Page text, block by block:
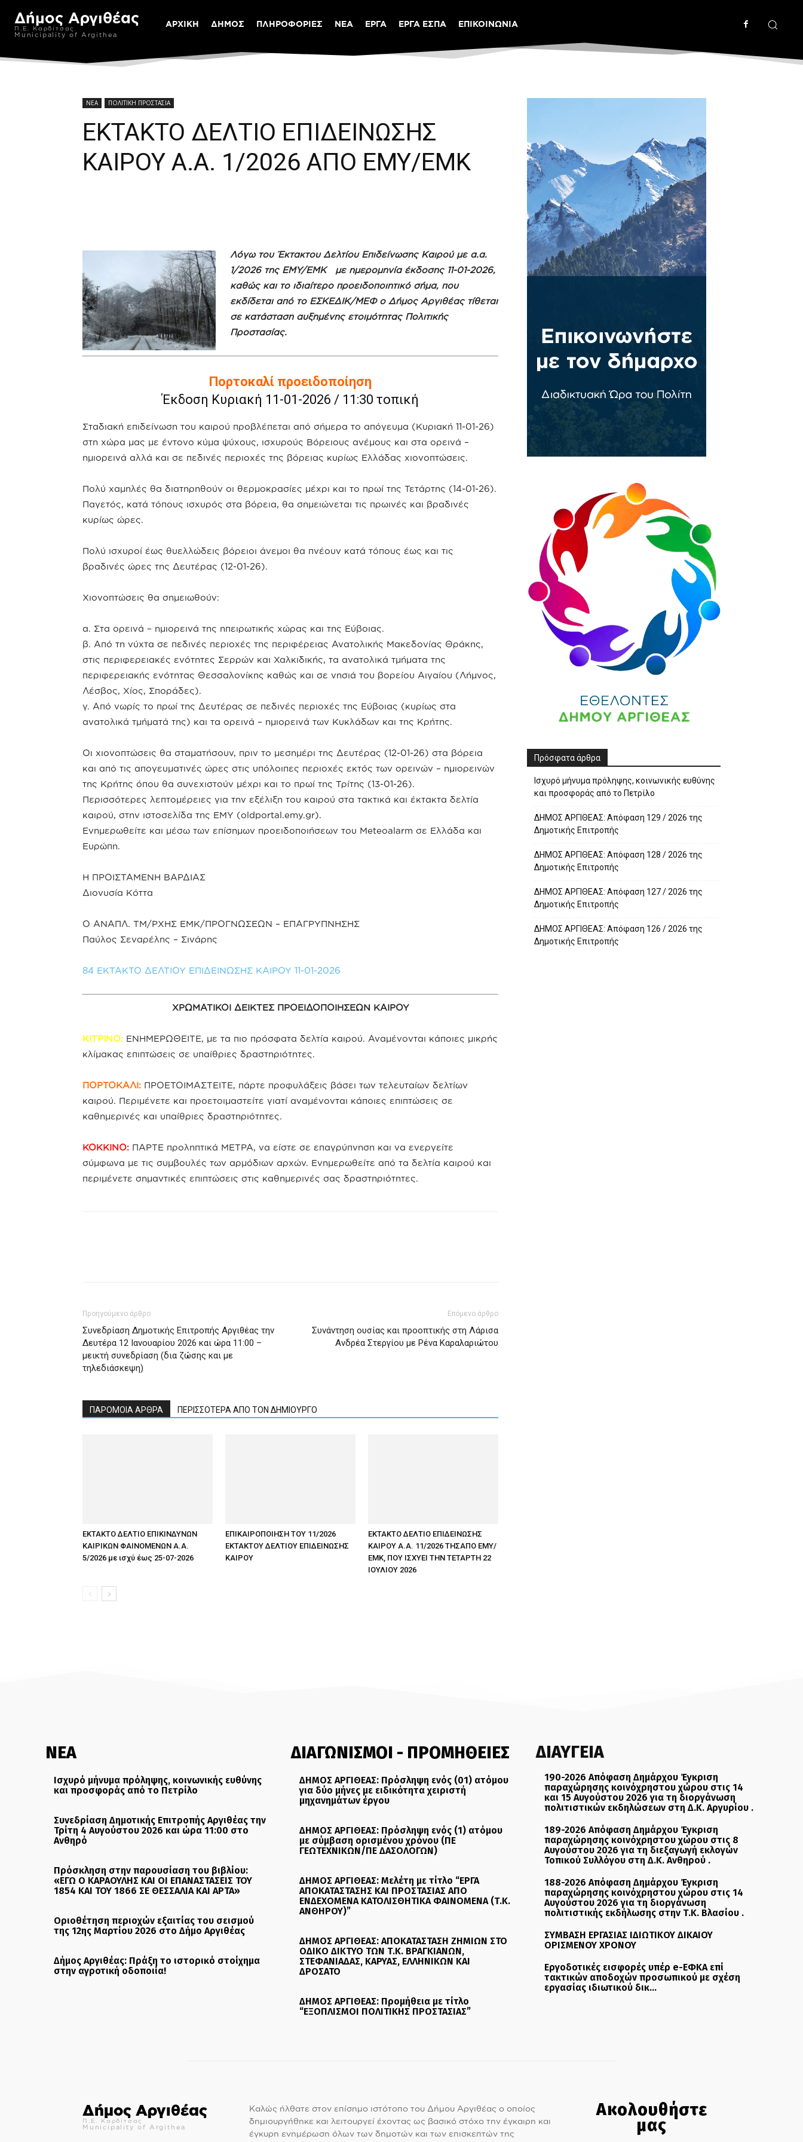
Δήμος Αργιθέας
Π.Ε. Καρδίτσας
Municipality of Argithea
ΑΡΧΙΚΗ ΔΗΜΟΣ ΠΛΗΡΟΦΟΡΙΕΣ ΝΕΑ ΕΡΓΑ ΕΡΓΑ ΕΣΠΑ ΕΠΙΚΟΙΝΩΝΙΑ
ΝΕΑ ΠΟΛΙΤΙΚΗ ΠΡΟΣΤΑΣΙΑ
ΕΚΤΑΚΤΟ ΔΕΛΤΙΟ ΕΠΙΔΕΙΝΩΣΗΣ
ΚΑΙΡΟΥ Α.Α. 1/2026 ΑΠΟ ΕΜΥ/ΕΜΚ
Λόγω του Έκτακτου Δελτίου Επιδείνωσης Καιρού με α.α.
1/2026 της ΕΜΥ/ΕΜΚ με ημερομηνία έκδοσης 11-01-2026,
καθώς και το ιδιαίτερο προειδοποιητικό σήμα, που
εκδίδεται από το ΕΣΚΕΔΙΚ/ΜΕΦ ο Δήμος Αργιθέας τίθεται
σε κατάσταση αυξημένης ετοιμότητας Πολιτικής
Προστασίας.
Πορτοκαλί προειδοποίηση
Έκδοση Κυριακή 11-01-2026 / 11:30 τοπική
Σταδιακή επιδείνωση του καιρού προβλέπεται από σήμερα το απόγευμα (Κυριακή 11-01-26)
στη χώρα μας με έντονο κύμα ψύχους, ισχυρούς Βόρειους ανέμους και στα ορεινά –
ημιορεινά αλλά και σε πεδινές περιοχές της βόρειας κυρίως Ελλάδας χιονοπτώσεις.
Πολύ χαμηλές θα διατηρηθούν οι θερμοκρασίες μέχρι και το πρωί της Τετάρτης (14-01-26).
Παγετός, κατά τόπους ισχυρός στα βόρεια, θα σημειώνεται τις πρωινές και βραδινές
κυρίως ώρες.
Πολύ ισχυροί έως θυελλώδεις βόρειοι άνεμοι θα πνέουν κατά τόπους έως και τις
βραδινές ώρες της Δευτέρας (12-01-26).
Χιονοπτώσεις θα σημειωθούν:
α. Στα ορεινά – ημιορεινά της ηπειρωτικής χώρας και της Εύβοιας.
β. Από τη νύχτα σε πεδινές περιοχές της περιφέρειας Ανατολικής Μακεδονίας Θράκης,
στις περιφερειακές ενότητες Σερρών και Χαλκιδικής, τα ανατολικά τμήματα της
περιφερειακής ενότητας Θεσσαλονίκης καθώς και σε νησιά του βορείου Αιγαίου (Λήμνος,
Λέσβος, Χίος, Σποράδες).
γ. Από νωρίς το πρωί της Δευτέρας σε πεδινές περιοχές της Εύβοιας (κυρίως στα
ανατολικά τμήματά της) και τα ορεινά – ημιορεινά των Κυκλάδων και της Κρήτης.
Οι χιονοπτώσεις θα σταματήσουν, πριν το μεσημέρι της Δευτέρας (12-01-26) στα βόρεια
και από τις απογευματινές ώρες στις υπόλοιπες περιοχές εκτός των ορεινών – ημιορεινών
της Κρήτης όπου θα συνεχιστούν μέχρι και το πρωί της Τρίτης (13-01-26).
Περισσότερες λεπτομέρειες για την εξέλιξη του καιρού στα τακτικά και έκτακτα δελτία
καιρού, στην ιστοσελίδα της ΕΜΥ (oldportal.emy.gr).
Ενημερωθείτε και μέσω των επίσημων προειδοποιήσεων του Meteoalarm σε Ελλάδα και
Ευρώπη.
Η ΠΡΟΙΣΤΑΜΕΝΗ ΒΑΡΔΙΑΣ
Διονυσία Κόττα
Ο ΑΝΑΠΛ. ΤΜ/ΡΧΗΣ ΕΜΚ/ΠΡΟΓΝΩΣΕΩΝ – ΕΠΑΓΡΥΠΝΗΣΗΣ
Παύλος Σεναρέλης – Σινάρης
84 ΕΚΤΑΚΤΟ ΔΕΛΤΙΟΥ ΕΠΙΔΕΙΝΩΣΗΣ ΚΑΙΡΟΥ 11-01-2026
ΧΡΩΜΑΤΙΚΟΙ ΔΕΙΚΤΕΣ ΠΡΟΕΙΔΟΠΟΙΗΣΕΩΝ ΚΑΙΡΟΥ
ΚΙΤΡΙΝΟ: ΕΝΗΜΕΡΩΘΕΙΤΕ, με τα πιο πρόσφατα δελτία καιρού. Αναμένονται κάποιες μικρής
κλίμακας επιπτώσεις σε υπαίθριες δραστηριότητες.
ΠΟΡΤΟΚΑΛΙ: ΠΡΟΕΤΟΙΜΑΣΤΕΙΤΕ, πάρτε προφυλάξεις βάσει των τελευταίων δελτίων
καιρού. Περιμένετε και προετοιμαστείτε γιατί αναμένονται κάποιες επιπτώσεις σε
καθημερινές και υπαίθριες δραστηριότητες.
ΚΟΚΚΙΝΟ: ΠΑΡΤΕ προληπτικά ΜΕΤΡΑ, να είστε σε επαγρύπνηση και να ενεργείτε
σύμφωνα με τις συμβουλές των αρμόδιων αρχών. Ενημερωθείτε από τα δελτία καιρού και
περιμένετε σημαντικές επιπτώσεις στις καθημερινές σας δραστηριότητες.
Προηγούμενο άρθρο
Συνεδρίαση Δημοτικής Επιτροπής Αργιθέας την
Δευτέρα 12 Ιανουαρίου 2026 και ώρα 11:00 –
μεικτή συνεδρίαση (δια ζώσης και με
τηλεδιάσκεψη)
Επόμενο άρθρο
Συνάντηση ουσίας και προοπτικής στη Λάρισα
Ανδρέα Στεργίου με Ρένα Καραλαριώτου
ΠΑΡΟΜΟΙΑ ΑΡΘΡΑ ΠΕΡΙΣΣΟΤΕΡΑ ΑΠΟ ΤΟΝ ΔΗΜΙΟΥΡΓΟ
ΕΚΤΑΚΤΟ ΔΕΛΤΙΟ ΕΠΙΚΙΝΔΥΝΩΝ
ΚΑΙΡΙΚΩΝ ΦΑΙΝΟΜΕΝΩΝ Α.Α.
5/2026 με ισχύ έως 25-07-2026
ΕΠΙΚΑΙΡΟΠΟΙΗΣΗ ΤΟΥ 11/2026
ΕΚΤΑΚΤΟΥ ΔΕΛΤΙΟΥ ΕΠΙΔΕΙΝΩΣΗΣ
ΚΑΙΡΟΥ
ΕΚΤΑΚΤΟ ΔΕΛΤΙΟ ΕΠΙΔΕΙΝΩΣΗΣ
ΚΑΙΡΟΥ Α.Α. 11/2026 ΤΗΣΑΠΟ ΕΜΥ/
ΕΜΚ, ΠΟΥ ΙΣΧΥΕΙ ΤΗΝ ΤΕΤΑΡΤΗ 22
ΙΟΥΛΙΟΥ 2026
Πρόσφατα άρθρα
Ισχυρό μήνυμα πρόληψης, κοινωνικής ευθύνης
και προσφοράς από το Πετρίλο
ΔΗΜΟΣ ΑΡΓΙΘΕΑΣ: Απόφαση 129 / 2026 της
Δημοτικής Επιτροπής
ΔΗΜΟΣ ΑΡΓΙΘΕΑΣ: Απόφαση 128 / 2026 της
Δημοτικής Επιτροπής
ΔΗΜΟΣ ΑΡΓΙΘΕΑΣ: Απόφαση 127 / 2026 της
Δημοτικής Επιτροπής
ΔΗΜΟΣ ΑΡΓΙΘΕΑΣ: Απόφαση 126 / 2026 της
Δημοτικής Επιτροπής
ΝΕΑ
Ισχυρό μήνυμα πρόληψης, κοινωνικής ευθύνης
και προσφοράς από το Πετρίλο
Συνεδρίαση Δημοτικής Επιτροπής Αργιθέας την
Τρίτη 4 Αυγούστου 2026 και ώρα 11:00 στο
Ανθηρό
Πρόσκληση στην παρουσίαση του βιβλίου:
«ΕΓΩ Ο ΚΑΡΑΟΥΛΗΣ ΚΑΙ ΟΙ ΕΠΑΝΑΣΤΑΣΕΙΣ ΤΟΥ
1854 ΚΑΙ ΤΟΥ 1866 ΣΕ ΘΕΣΣΑΛΙΑ ΚΑΙ ΑΡΤΑ»
Οριοθέτηση περιοχών εξαιτίας του σεισμού
της 12ης Μαρτίου 2026 στο Δήμο Αργιθέας
Δήμος Αργιθέας: Πράξη το ιστορικό στοίχημα
στην αγροτική οδοποιία!
ΔΙΑΓΩΝΙΣΜΟΙ - ΠΡΟΜΗΘΕΙΕΣ
ΔΗΜΟΣ ΑΡΓΙΘΕΑΣ: Πρόσληψη ενός (01) ατόμου
για δύο μήνες με ειδικότητα χειριστή
μηχανημάτων έργου
ΔΗΜΟΣ ΑΡΓΙΘΕΑΣ: Πρόσληψη ενός (1) ατόμου
με σύμβαση ορισμένου χρόνου (ΠΕ
ΓΕΩΤΕΧΝΙΚΩΝ/ΠΕ ΔΑΣΟΛΟΓΩΝ)
ΔΗΜΟΣ ΑΡΓΙΘΕΑΣ: Μελέτη με τίτλο “ΕΡΓΑ
ΑΠΟΚΑΤΑΣΤΑΣΗΣ ΚΑΙ ΠΡΟΣΤΑΣΙΑΣ ΑΠΟ
ΕΝΔΕΧΟΜΕΝΑ ΚΑΤΟΛΙΣΘΗΤΙΚΑ ΦΑΙΝΟΜΕΝΑ (Τ.Κ.
ΑΝΘΗΡΟΥ)”
ΔΗΜΟΣ ΑΡΓΙΘΕΑΣ: ΑΠΟΚΑΤΑΣΤΑΣΗ ΖΗΜΙΩΝ ΣΤΟ
ΟΔΙΚΟ ΔΙΚΤΥΟ ΤΩΝ Τ.Κ. ΒΡΑΓΚΙΑΝΩΝ,
ΣΤΕΦΑΝΙΑΔΑΣ, ΚΑΡΥΑΣ, ΕΛΛΗΝΙΚΩΝ ΚΑΙ
ΔΡΟΣΑΤΟ
ΔΗΜΟΣ ΑΡΓΙΘΕΑΣ: Προμήθεια με τίτλο
“ΕΞΟΠΛΙΣΜΟΙ ΠΟΛΙΤΙΚΗΣ ΠΡΟΣΤΑΣΙΑΣ”
ΔΙΑΥΓΕΙΑ
190-2026 Απόφαση Δημάρχου Έγκριση
παραχώρησης κοινόχρηστου χώρου στις 14
και 15 Αυγούστου 2026 για τη διοργάνωση
πολιτιστικών εκδηλώσεων στη Δ.Κ. Αργυρίου .
189-2026 Απόφαση Δημάρχου Έγκριση
παραχώρησης κοινόχρηστου χώρου στις 8
Αυγούστου 2026 για τη διεξαγωγή εκλογών
Τοπικού Συλλόγου στη Δ.Κ. Ανθηρού .
188-2026 Απόφαση Δημάρχου Έγκριση
παραχώρησης κοινόχρηστου χώρου στις 14
Αυγούστου 2026 για τη διοργάνωση
πολιτιστικής εκδήλωσης στην Τ.Κ. Βλασίου .
ΣΥΜΒΑΣΗ ΕΡΓΑΣΙΑΣ ΙΔΙΩΤΙΚΟΥ ΔΙΚΑΙΟΥ
ΟΡΙΣΜΕΝΟΥ ΧΡΟΝΟΥ
Εργοδοτικές εισφορές υπέρ e-ΕΦΚΑ επί
τακτικών αποδοχών προσωπικού με σχέση
εργασίας ιδιωτικού δικ...
Δήμος Αργιθέας
Π.Ε. Καρδίτσας
Municipality of Argithea
Καλώς ήλθατε στον επίσημο ιστότοπο του Δήμου Αργιθέας ο οποίος
δημιουργήθηκε και λειτουργεί έχοντας ως βασικό στόχο την έγκαιρη και
έγκυρη ενημέρωση όλων των δημοτών και των επισκεπτών της
Ακολουθήστε
μας